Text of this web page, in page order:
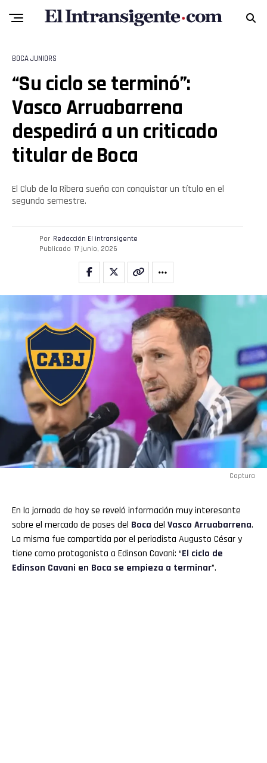
BOCA JUNIORS
“Su ciclo se terminó”:
Vasco Arruabarrena
despedirá a un criticado
titular de Boca
El Club de la Ribera sueña con conquistar un título en el
segundo semestre.
Por Redacción El intransigente
Publicado 17 junio, 2026
Captura
En la jornada de hoy se reveló información muy interesante
sobre el mercado de pases del Boca del Vasco Arruabarrena.
La misma fue compartida por el periodista Augusto César y
tiene como protagonista a Edinson Cavani: “El ciclo de
Edinson Cavani en Boca se empieza a terminar”.